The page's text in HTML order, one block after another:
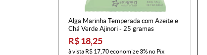
Alga Marinha Temperada com Azeite e
Chá Verde Ajinori - 25 gramas
R$ 18,25
à vista R$ 17,70economize3%no Pix